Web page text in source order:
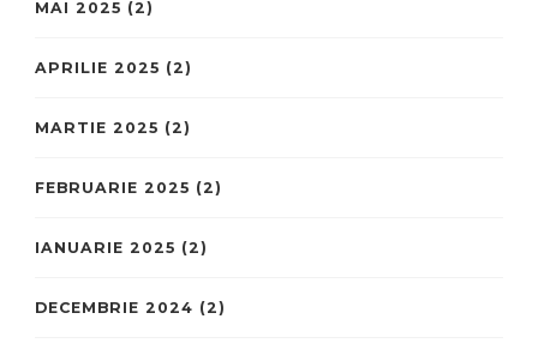
MAI 2025 (2)
APRILIE 2025 (2)
MARTIE 2025 (2)
FEBRUARIE 2025 (2)
IANUARIE 2025 (2)
DECEMBRIE 2024 (2)